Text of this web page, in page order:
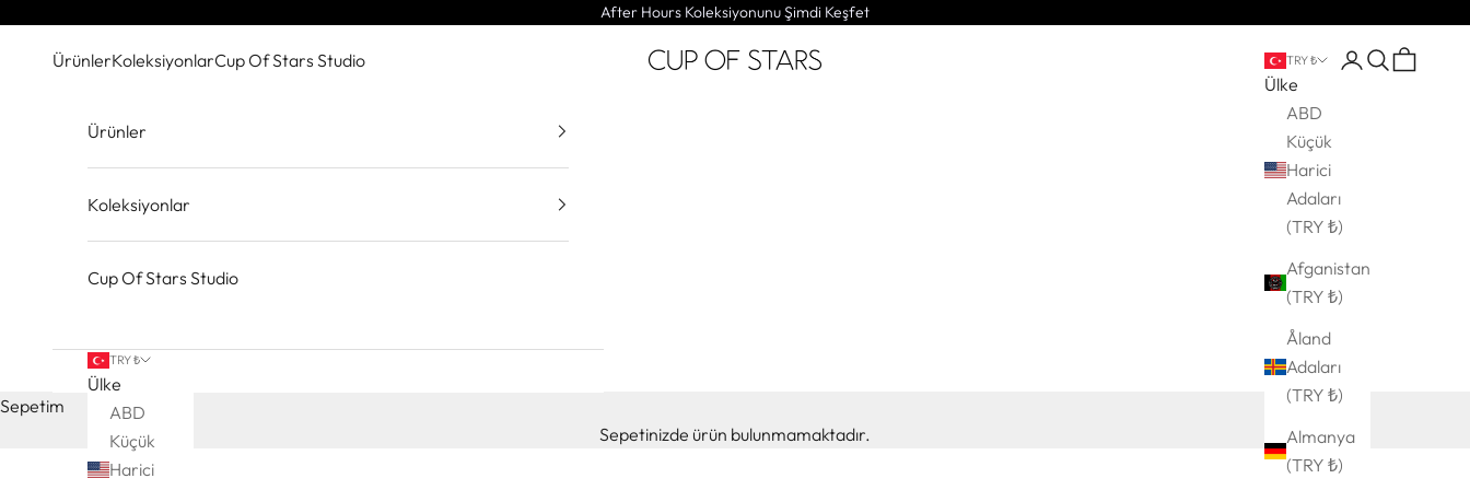
After Hours KoleksiyonunuŞimdi Keşfet
CUP OF STARS
ÜrünlerKoleksiyonlarCup Of Stars Studio TRY ₺
Ülke
ABD
Küçük
Harici
Adaları
(TRY ₺)
Afganistan
(TRY ₺)
Åland
Adaları
(TRY ₺)
Almanya
(TRY ₺)
Giriş Yap
Ara Sepet
Ürünler
Koleksiyonlar
Cup Of Stars Studio
TRY ₺
Ülke
ABD
Küçük
Harici
Sepetim
Sepetinizde ürün bulunmamaktadır.